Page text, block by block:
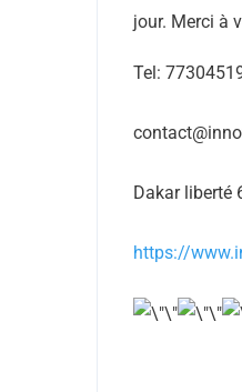
jour. Merci à
Tel:
Dakar liberté
https://